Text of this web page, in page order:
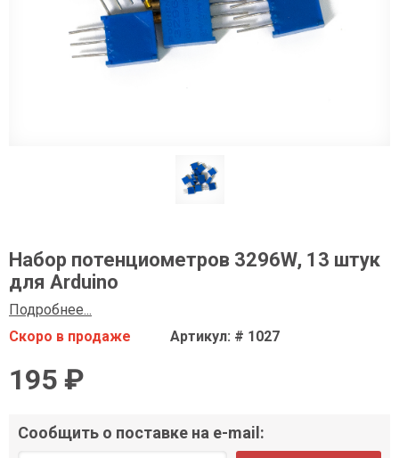
Набор потенциометров 3296W, 13 штук
для Arduino
Подробнее...
Скоро в продаже
Артикул: # 1027
195 ₽
Сообщить о поставке на e-mail: